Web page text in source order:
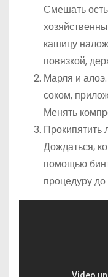
Смешать
кашицу
повязкой,
Марля и
соком,
Менять
Прокипятить
Дождаться,
помощью
процедуру